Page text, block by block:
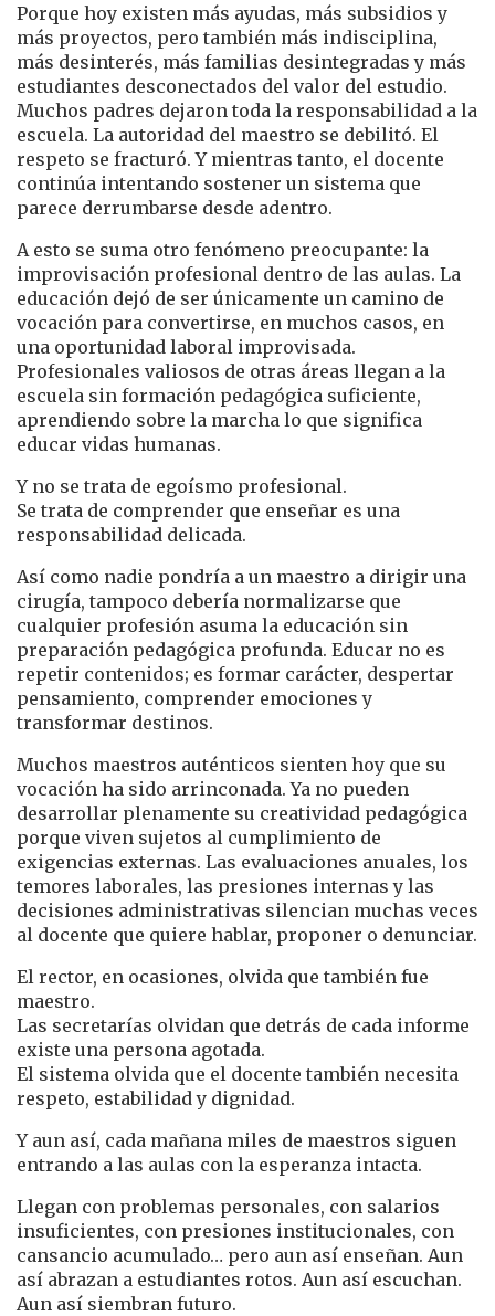
Porque hoy existen más ayudas, más subsidios y
más proyectos, pero también más indisciplina,
más desinterés, más familias desintegradas y más
estudiantes desconectados del valor del estudio.
Muchos padres dejaron toda la responsabilidad a la
escuela. La autoridad del maestro se debilitó. El
respeto se fracturó. Y mientras tanto, el docente
continúa intentando sostener un sistema que
parece derrumbarse desde adentro.
A esto se suma otro fenómeno preocupante: la
improvisación profesional dentro de las aulas. La
educación dejó de ser únicamente un camino de
vocación para convertirse, en muchos casos, en
una oportunidad laboral improvisada.
Profesionales valiosos de otras áreas llegan a la
escuela sin formación pedagógica suficiente,
aprendiendo sobre la marcha lo que significa
educar vidas humanas.
Y no se trata de egoísmo profesional.
Se trata de comprender que enseñar es una
responsabilidad delicada.
Así como nadie pondría a un maestro a dirigir una
cirugía, tampoco debería normalizarse que
cualquier profesión asuma la educación sin
preparación pedagógica profunda. Educar no es
repetir contenidos; es formar carácter, despertar
pensamiento, comprender emociones y
transformar destinos.
Muchos maestros auténticos sienten hoy que su
vocación ha sido arrinconada. Ya no pueden
desarrollar plenamente su creatividad pedagógica
porque viven sujetos al cumplimiento de
exigencias externas. Las evaluaciones anuales, los
temores laborales, las presiones internas y las
decisiones administrativas silencian muchas veces
al docente que quiere hablar, proponer o denunciar.
El rector, en ocasiones, olvida que también fue
maestro.
Las secretarías olvidan que detrás de cada informe
existe una persona agotada.
El sistema olvida que el docente también necesita
respeto, estabilidad y dignidad.
Y aun así, cada mañana miles de maestros siguen
entrando a las aulas con la esperanza intacta.
Llegan con problemas personales, con salarios
insuficientes, con presiones institucionales, con
cansancio acumulado… pero aun así enseñan. Aun
así abrazan a estudiantes rotos. Aun así escuchan.
Aun así siembran futuro.